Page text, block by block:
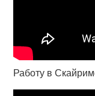
Работу в